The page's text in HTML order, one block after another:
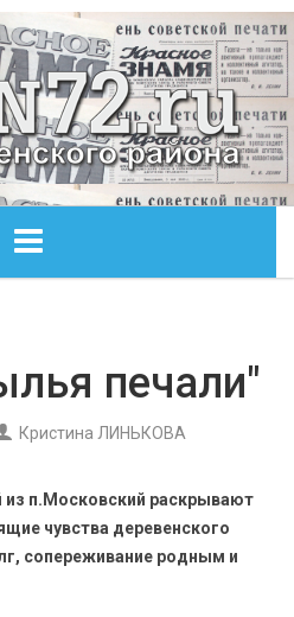
печали"
Кристина ЛИНЬКОВА
из п.Московский раскрывают
чувства деревенского
сопереживание родным и